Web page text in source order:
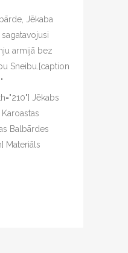
Jēkaba
armijā bez
Sneibu.[caption
Jēkabs
Balbārdes
Materiāls